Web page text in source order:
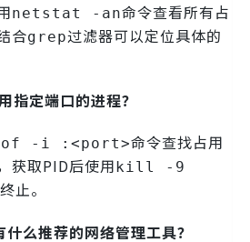
netstat -an命令查看所有占
合grep过滤器可以定位具体的
指定端口的进程？
-i :<port>命令查找占用
获取PID后使用 kill -9
止。
么推荐的网络管理工具？